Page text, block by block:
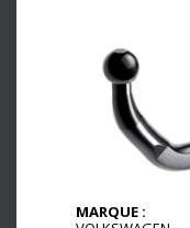
MARQUE :